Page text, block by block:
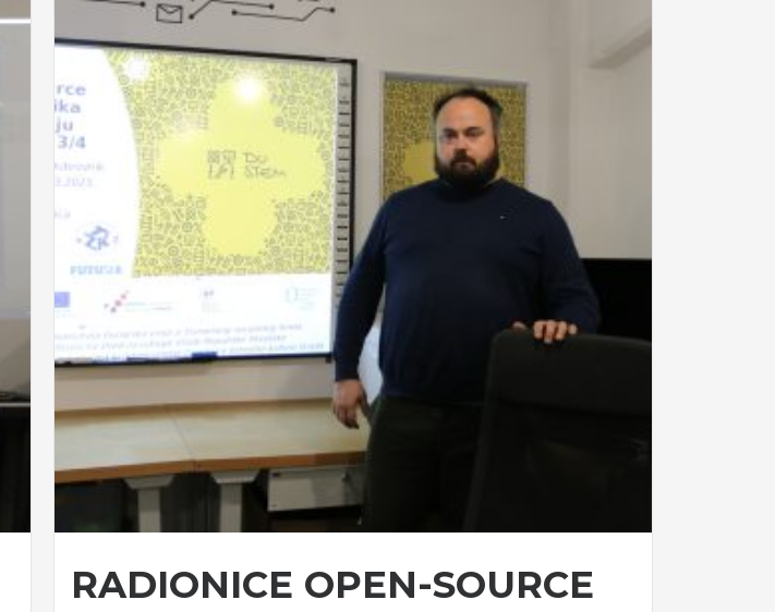
RADIONICE OPEN-SOURCE